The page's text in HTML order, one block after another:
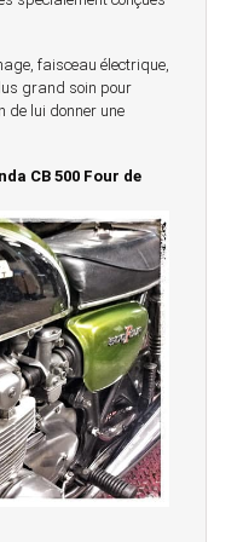
faisceau électrique,
grand soin pour
de lui donner une
CB 500 Four de
- 7bis chemin de la
-
20 ans à votre
en Laye et Poissy
vente - Réparation
Concessionnaire